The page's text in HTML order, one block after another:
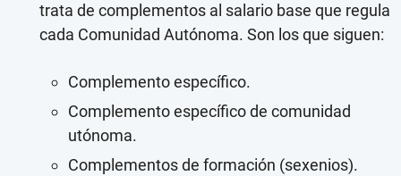
trata de complementos al salario base que regula
cada Comunidad Autónoma. Son los que siguen:
Complemento específico.
Complemento específico de comunidad
utónoma.
Complementos de formación (sexenios).